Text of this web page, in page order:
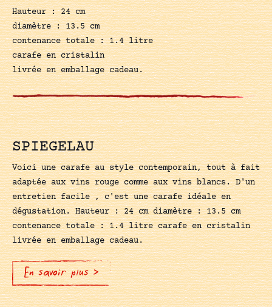
Hauteur : 24 cm
diamètre : 13.5 cm
contenance totale : 1.4 litre
carafe en cristalin
livrée en emballage cadeau.
SPIEGELAU
Voici une carafe au style contemporain, tout à fait
adaptée aux vins rouge comme aux vins blancs. D'un
entretien facile , c'est une carafe idéale en
dégustation. Hauteur : 24 cm diamètre : 13.5 cm
contenance totale : 1.4 litre carafe en cristalin
livrée en emballage cadeau.
En savoir plus >